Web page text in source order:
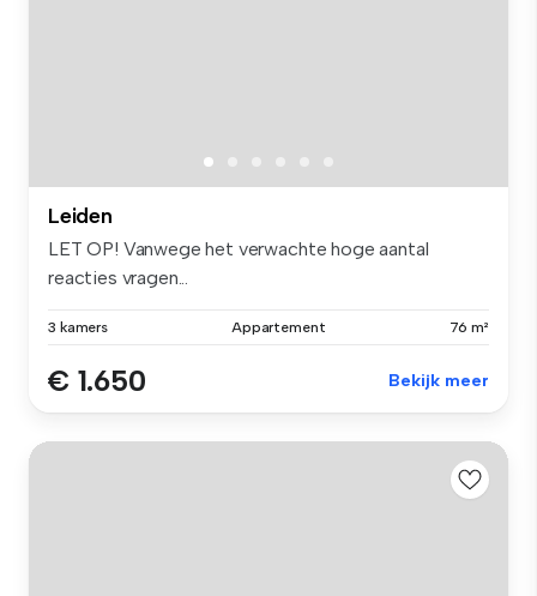
Leiden
LET OP! Vanwege het verwachte hoge aantal
reacties vragen...
3 kamers Appartement 76 m²
€ 1.650 Bekijk meer